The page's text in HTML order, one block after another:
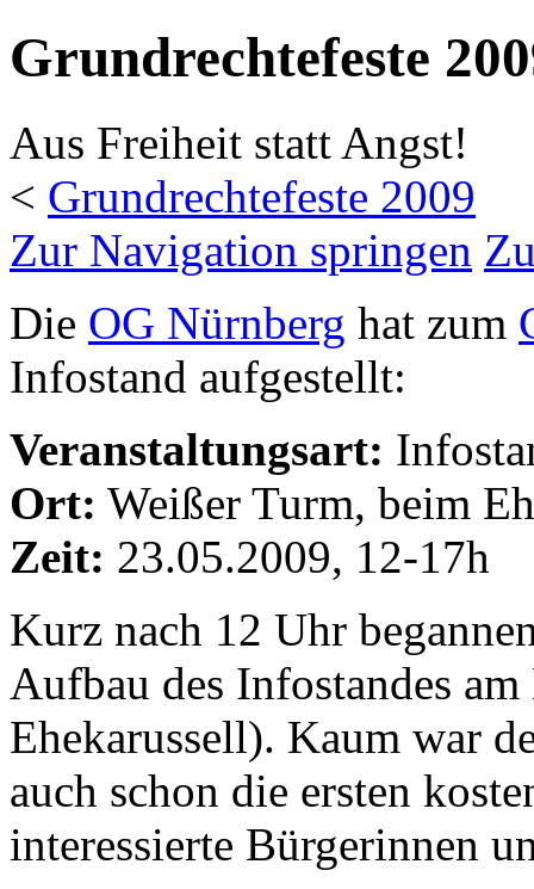
Grundrechtefeste
Aus Freiheit statt Angst!
< Grundrechtefeste 2009
Zur Navigation springen
Die OG Nürnberg hat zum
Infostand aufgestellt:
Veranstaltungsart:
Ort: Weißer Turm, beim
Zeit: 23.05.2009, 12-17h
Kurz nach 12 Uhr
Aufbau des Infostandes
Ehekarussell). Kaum war
auch schon die ersten
interessierte Bürgerinnen